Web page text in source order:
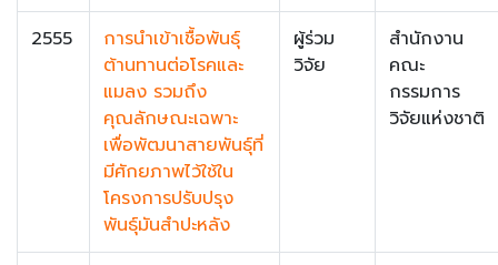
2555
การนำเข้าเชื้อพันธุ์
ต้านทานต่อโรคและ
แมลง รวมถึง
คุณลักษณะเฉพาะ
เพื่อพัฒนาสายพันธุ์ที่
มีศักยภาพไว้ใช้ใน
โครงการปรับปรุง
พันธุ์มันสำปะหลัง
ผู้ร่วม
วิจัย
สำนักงาน
คณะ
กรรมการ
วิจัยแห่งชาติ